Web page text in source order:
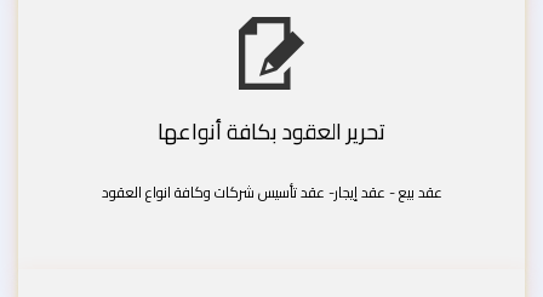
تحرير العقود بكافة أنواعها
عقد بيع - عقد إيجار- عقد تأسيس شركات وكافة انواع العقود